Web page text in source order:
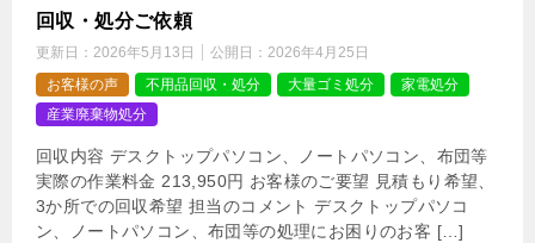
回収・処分ご依頼
更新日： 2026年5月13日 公開日： 2026年4月25日
お客様の声
不用品回収・処分 大量ゴミ処分
家電処分
産業廃棄物処分
回収内容 デスクトップパソコン、ノートパソコン、布団等
実際の作業料金 213,950円 お客様のご要望 見積もり希望、
3か所での回収希望 担当のコメント デスクトップパソコ
ン、ノートパソコン、布団等の処理にお困りのお客 […]